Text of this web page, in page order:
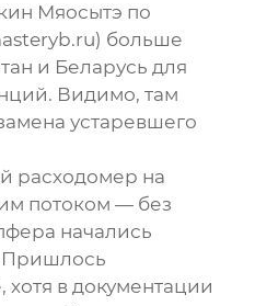
Мяосытэ по
) больше
и Беларусь для
Видимо, там
устаревшего
расходомер на
потоком — без
начались
Пришлось
хотя в документации